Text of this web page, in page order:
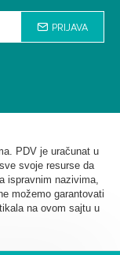
PRIJAVA
PDV je uračunat u
svoje resurse da
ispravnim nazivima,
možemo garantovati
na ovom sajtu u